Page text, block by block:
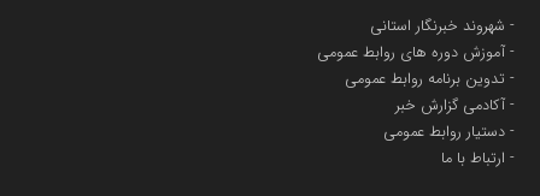
پایگاه اطلاع رسانی اعتلای نهادهای مردمی
مسعودصادقی
شهروند خبرنگار استانی
آموزش دوره های روابط عمومی
تدوین برنامه روابط عمومی
آکادمی گزارش خبر
دستیار روابط عمومی
ارتباط با ما